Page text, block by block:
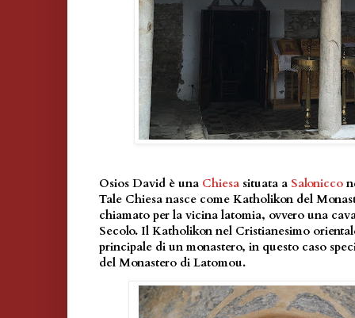
Osios David è una Chiesa situata a Salonicco
Tale Chiesa nasce come Katholikon del
chiamato per la vicina latomia, ovvero una
Secolo. Il Katholikon nel Cristianesimo
principale di un monastero, in questo caso
del Monastero di Latomou.